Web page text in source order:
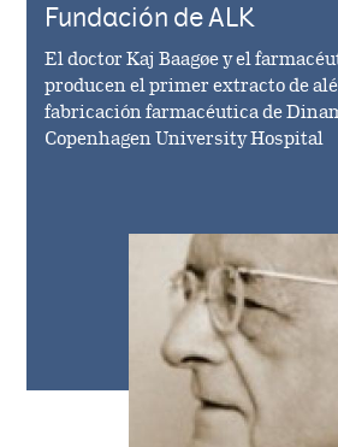
Fundación de ALK
El doctor Kaj Baagøe y el
producen el primer extracto de
fabricación farmacéutica de
Copenhagen University Hospital